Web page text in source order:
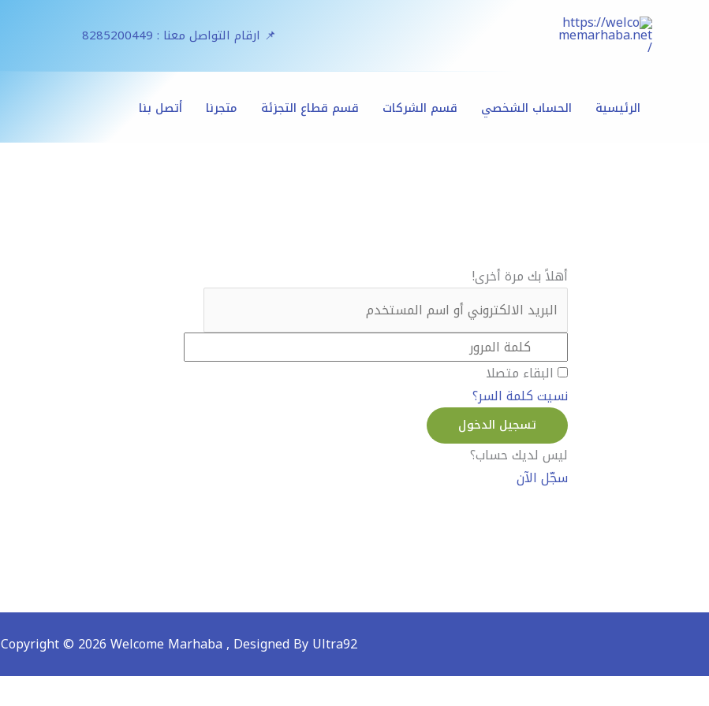
📌 ارقام التواصل معنا : 8285200449
الرئيسية الحساب الشخصي قسم الشركات قسم قطاع التجزئة متجرنا أتصل بنا
أهلاً بك مرة أخرى!
البقاء متصلا
نسيت كلمة السر؟
تسجيل الدخول
ليس لديك حساب؟
سجّل الآن
Copyright © 2026 Welcome Marhaba , Designed By Ultra92